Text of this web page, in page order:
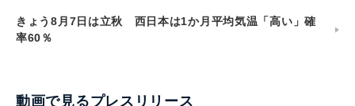
きょう8月7日は立秋 西日本は1か月平均気温「高い」確
率60％
動画で見るプレスリリース